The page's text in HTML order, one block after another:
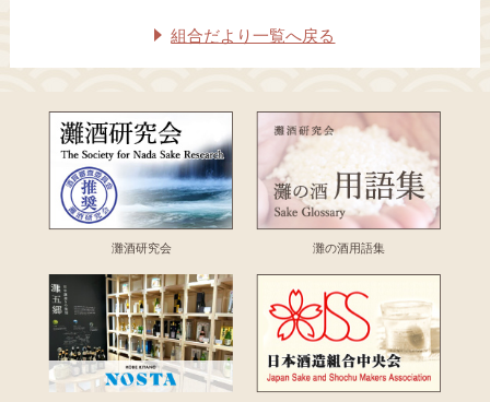
組合だより一覧へ戻る
灘酒研究会 灘の酒用語集